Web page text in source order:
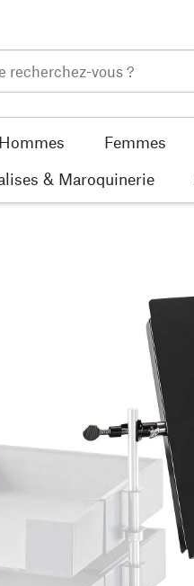
Hommes Femmes
& Maroquinerie